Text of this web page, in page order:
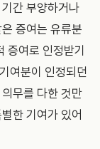
간 부양하거나
증여는 유류분
증여로 인정받기
여분이 인정되던
무를 다한 것만
한 기여가 있어